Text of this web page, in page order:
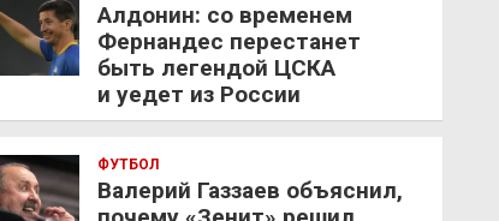
Алдонин: со временем
Фернандес перестанет
быть легендой ЦСКА
и уедет из России
ФУТБОЛ
Валерий Газзаев объяснил,